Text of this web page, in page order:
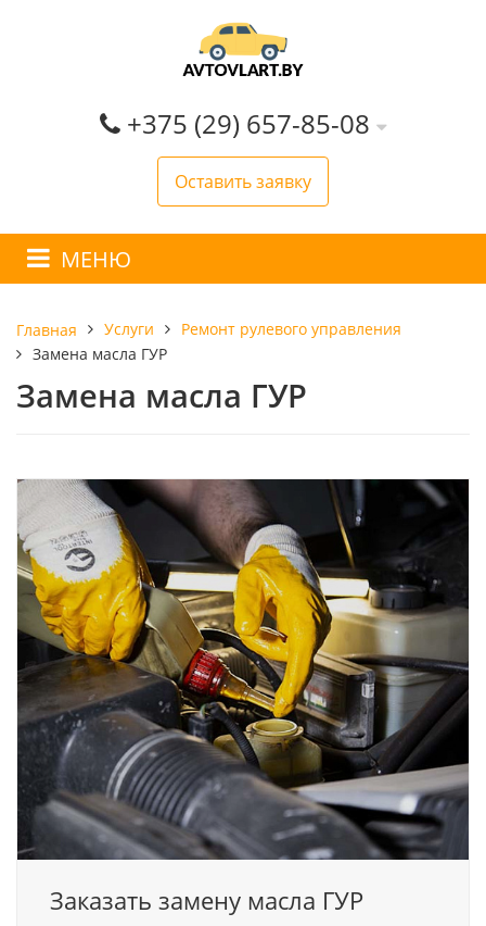
+375 (29) 657-85-08
Оставить заявку
МЕНЮ
Главная Услуги
Ремонт рулевого управления
Замена масла ГУР
Замена масла ГУР
Заказать замену масла ГУР